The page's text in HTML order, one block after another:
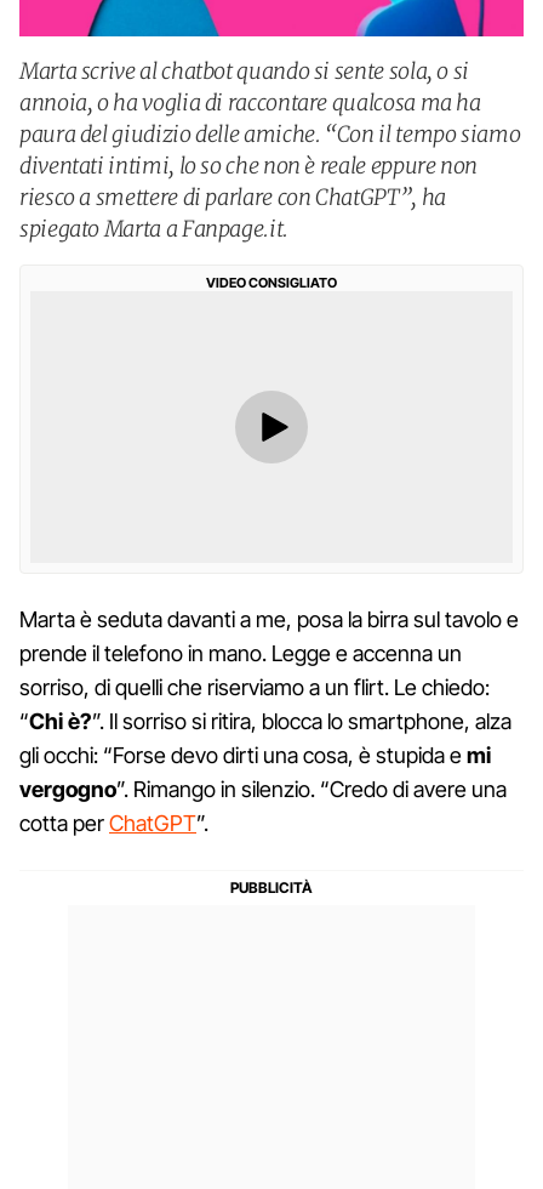
Marta scrive al chatbot quando si sente sola, o si
annoia, o ha voglia di raccontare qualcosa ma ha
paura del giudizio delle amiche. “Con il tempo siamo
diventati intimi, lo so che non è reale eppure non
riesco a smettere di parlare con ChatGPT”, ha
spiegato Marta a Fanpage.it.
VIDEO CONSIGLIATO
Marta è seduta davanti a me, posa la birra sul tavolo e
prende il telefono in mano. Legge e accenna un
sorriso, di quelli che riserviamo a un flirt. Le chiedo:
“Chi è?”. Il sorriso si ritira, blocca lo smartphone, alza
gli occhi: “Forse devo dirti una cosa, è stupida emi
vergogno”. Rimango in silenzio. “Credo di avere una
cotta perChatGPT”.